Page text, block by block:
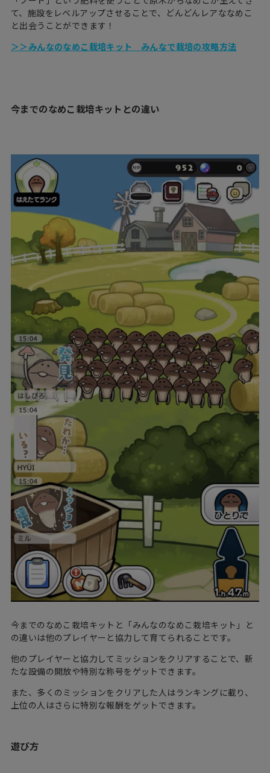
て、施設をレベルアップさせることで、どんどんレアななめこ
と出会うことができます！
＞＞みんなのなめこ栽培キット みんなで栽培の攻略方法
今までのなめこ栽培キットとの違い
今までのなめこ栽培キットと「みんなのなめこ栽培キット」と
の違いは他のプレイヤーと協力して育てられることです。
他のプレイヤーと協力してミッションをクリアすることで、新
たな設備の開放や特別な称号をゲットできます。
また、多くのミッションをクリアした人はランキングに載り、
上位の人はさらに特別な報酬をゲットできます。
遊び方